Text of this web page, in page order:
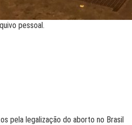
pessoal.
pela legalização do aborto no Brasil